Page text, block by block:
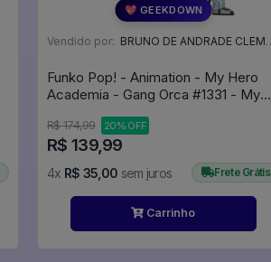
💖 GEEKDOWN
Vendido por: BRUNO DE ANDRADE CLEMENTE - SC
Funko Pop! - Animation - My Hero
Academia - Gang Orca #1331 - My
R$ 174,99 20% OFF
R$ 139,99
4x R$ 35,00 sem juros Frete Grátis
Carrinho